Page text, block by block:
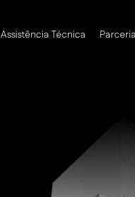
Assistência Técnica